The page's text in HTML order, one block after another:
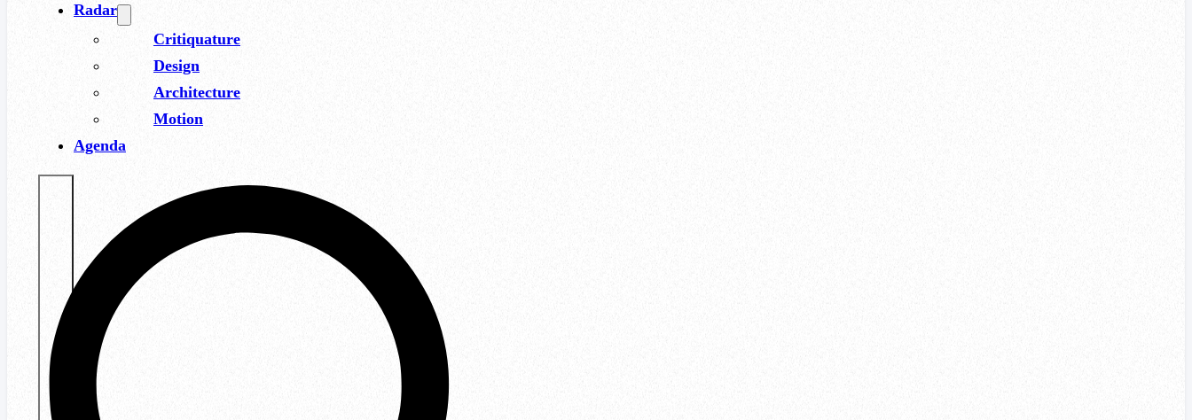
Radar
Critiquature
Design
Architecture
Motion
Agenda